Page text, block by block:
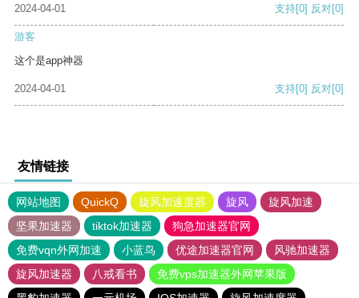
2024-04-01 支持[0] 反对[0]
游客
这个是app神器
2024-04-01 支持[0] 反对[0]
友情链接
网站地图 QuickQ 旋风加速度器 旋风
旋风加速
坚果加速器
tiktok加速器
狗急加速器官网
免费vqn外网加速
小蓝鸟 优途加速器官网
风驰加速器
旋风加速器
八戒看书
免费vps加速器外网苹果版